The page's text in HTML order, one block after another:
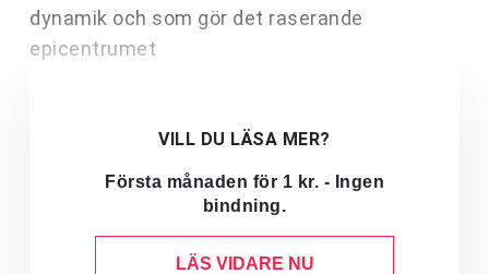
dynamik och som gör det raserande
epicentrumet
VILL DU LÄSA MER?
Första månaden för 1 kr. - Ingen
bindning.
LÄS VIDARE NU